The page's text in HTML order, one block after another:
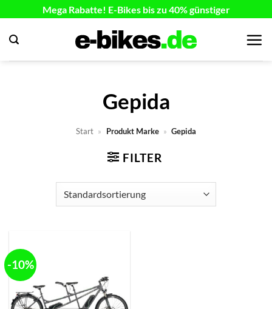
springen
Mega Rabatte! E-Bikes bis zu 40% günstiger
Gepida
Start » Produkt Marke » Gepida
FILTER
-10%